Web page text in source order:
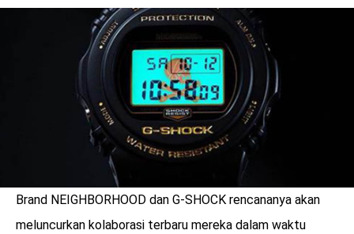
LOGIN
Brand NEIGHBORHOOD dan G-SHOCK rencananya akan
meluncurkan kolaborasi terbaru mereka dalam waktu